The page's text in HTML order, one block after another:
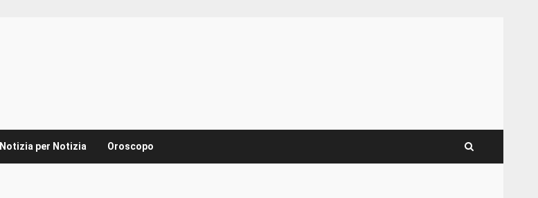
Notizia per Notizia Oroscopo